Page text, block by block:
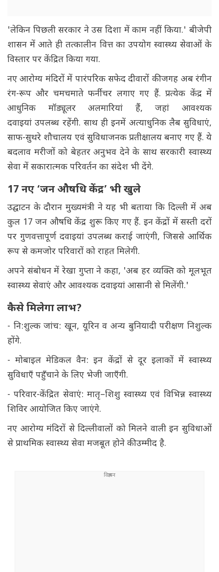
'लेकिन पिछली सरकार ने उस दिशा में काम नहीं किया.' बीजेपी
शासन में आते ही तत्कालीन वित्त का उपयोग स्वास्थ्य सेवाओं के
विस्तार पर केंद्रित किया गया.
नए आरोग्य मंदिरों में पारंपरिक सफेद दीवारों की जगह अब रंगीन
रंग-रूप और चमचमाते फर्नीचर लगाए गए हैं. प्रत्येक केंद्र में
आधुनिक मॉड्यूलर अलमारियां हैं, जहां आवश्यक
दवाइयां उपलब्ध रहेंगी. साथ ही इनमें अत्याधुनिक लैब सुविधाएं,
साफ-सुथरे शौचालय एवं सुविधाजनक प्रतीक्षालय बनाए गए हैं. ये
बदलाव मरीजों को बेहतर अनुभव देने के साथ सरकारी स्वास्थ्य
सेवा में सकारात्मक परिवर्तन का संदेश भी देंगे.
17 नए ‘जन औषधि केंद्र’ भी खुले
उद्घाटन के दौरान मुख्यमंत्री ने यह भी बताया कि दिल्ली में अब
कुल 17 जन औषधि केंद्र शुरू किए गए हैं. इन केंद्रों में सस्ती दरों
पर गुणवत्तापूर्ण दवाइयां उपलब्ध कराई जाएंगी, जिससे आर्थिक
रूप से कमजोर परिवारों को राहत मिलेगी.
अपने संबोधन में रेखा गुप्ता ने कहा, 'अब हर व्यक्ति को मूलभूत
स्वास्थ्य सेवाएं और आवश्यक दवाइयां आसानी से मिलेंगी.'
कैसे मिलेगा लाभ?
- नि:शुल्क जांच: खून, यूरिन व अन्य बुनियादी परीक्षण निशुल्क
होंगे.
- मोबाइल मेडिकल वैन: इन केंद्रों से दूर इलाकों में स्वास्थ्य
सुविधाएँ पहुँचाने के लिए भेजी जाएँगी.
- परिवार-केंद्रित सेवाएं: मातृ–शिशु स्वास्थ्य एवं विभिन्न स्वास्थ्य
शिविर आयोजित किए जाएंगे.
नए आरोग्य मंदिरों से दिल्लीवालों को मिलने वाली इन सुविधाओं
से प्राथमिक स्वास्थ्य सेवा मजबूत होने की उम्मीद है.